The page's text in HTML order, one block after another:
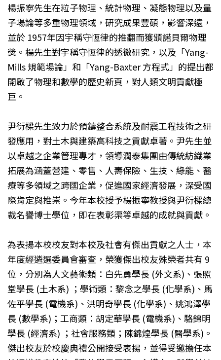
楊振寧先生在粒子物理、統計物理、凝態物理以及量
子場論等多重物理領域，研究成果豐碩，影響深遠，
並於 1957年因宇稱守恆律的推翻而獲頒諾貝爾物理
獎。楊先生對宇稱守恆律的透徹研究，以及「Yang-
Mills 規範場論」和「Yang-Baxter 方程式」的提出都
開啟了物理和數學的歷史新頁，對人類文明貢獻極
巨。
尹衍樑先生致力於預鑄整合系統及耐震工程技術之研
發應用，對土木與建築高科技之貢獻卓著。尹先生並
以卓越之企業管理專才，領導潤泰集團由傳統紡織業
拓展為涵蓋營建、零售、人壽保險、生技、綠能、醫
療等多領域之跨國企業，促進國家經濟發展，深受國
際肯定與推崇。今年本校授予楊振寧教授與尹衍樑總
裁名譽博士學位，即在表彰渠等卓越的成就與貢獻。
為表揚本校校友對本校及社會有傑出貢獻之人士，本
年度經遴選委員會審查，榮獲傑出校友殊榮者共有 9
位，分別為人文藝術類：白先勇學長 (外文系)、張照
堂學長 (土木系) ；學術類：黎念之學長 (化學系)、馬
佐平學長 (電機系)、洪明奇學長 (化學系)、姚鴻澤學
長 (數學系)；工商類：胡定華學長 (電機系)、駱錦明
學長 (經濟系) ；社會服務類；陳錦煌學長 (醫學系)。
傑出校友於校慶典禮公開接受表揚，並得受邀擔任本